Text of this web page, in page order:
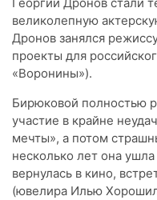
великолепную
Дронов занялся
проекты для
«Воронины»).
Бирюковой полностью
участие в крайне
мечты», а потом
несколько лет она
вернулась в кино,
(ювелира Илью